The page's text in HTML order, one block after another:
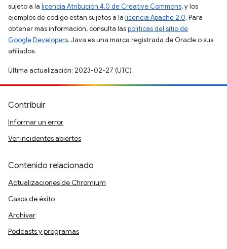
sujeto a la licencia Atribución 4.0 de Creative Commons, y los
ejemplos de código están sujetos a la licencia Apache 2.0. Para
obtener más información, consulta laspolíticas del sitio de
Google Developers. Java es una marca registrada de Oracle o sus
afiliados.
Última actualización: 2023-02-27 (UTC)
Contribuir
Informar un error
Ver incidentes abiertos
Contenido relacionado
Actualizaciones de Chromium
Casos de éxito
Archivar
Podcasts y programas